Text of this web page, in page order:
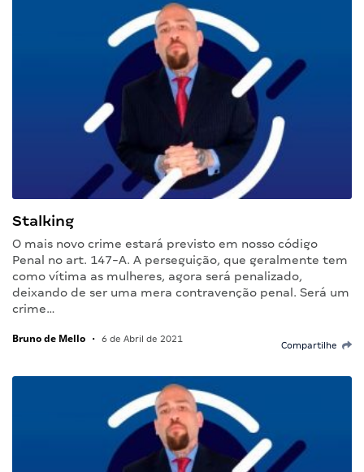
Stalking
O mais novo crime estará previsto em nosso código
Penal no art. 147-A. A perseguição, que geralmente tem
como vítima as mulheres, agora será penalizado,
deixando de ser uma mera contravenção penal. Será um
crime…
Bruno de Mello • 6 de Abril de 2021
Compartilhe